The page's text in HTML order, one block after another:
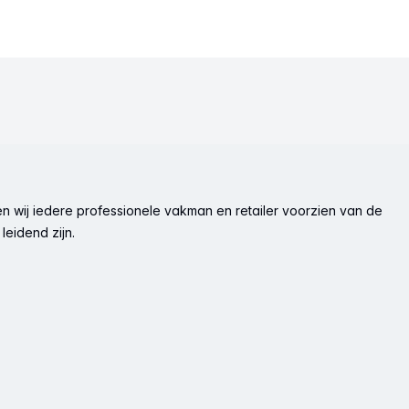
wij iedere professionele vakman en retailer voorzien van de
zijn.